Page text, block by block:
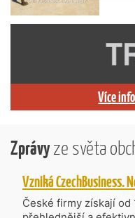
Více
Zprávyze světa
České firmy získají od